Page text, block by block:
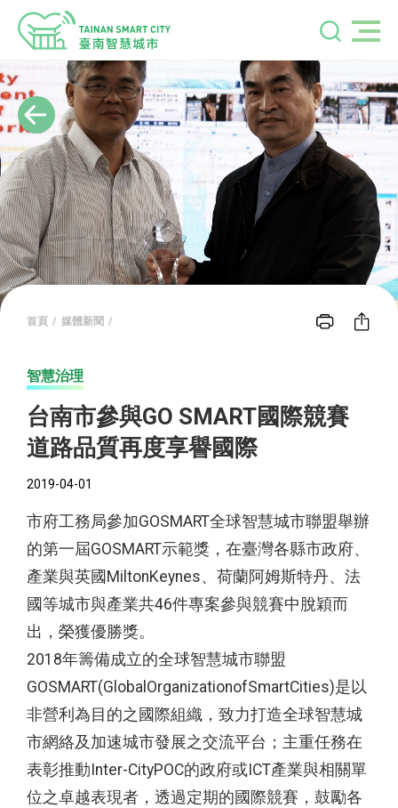
首頁 媒體新聞
智慧治理
台南市參與GO SMART國際競賽
道路品質再度享譽國際
2019-04-01
市府工務局參加GOSMART全球智慧城市聯盟舉辦
的第一屆GOSMART示範獎，在臺灣各縣市政府、
產業與英國MiltonKeynes、荷蘭阿姆斯特丹、法
國等城市與產業共46件專案參與競賽中脫穎而
出，榮獲優勝獎。
2018年籌備成立的全球智慧城市聯盟
GOSMART(GlobalOrganizationofSmartCities)是以
非營利為目的之國際組織，致力打造全球智慧城
市網絡及加速城市發展之交流平台；主重任務在
表彰推動Inter-CityPOC的政府或ICT產業與相關單
位之卓越表現者，透過定期的國際競賽，鼓勵各